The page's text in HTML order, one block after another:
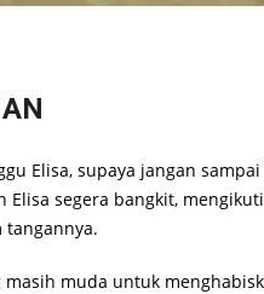
Elisa, supaya jangan
segera bangkit,
tangannya.
muda untuk